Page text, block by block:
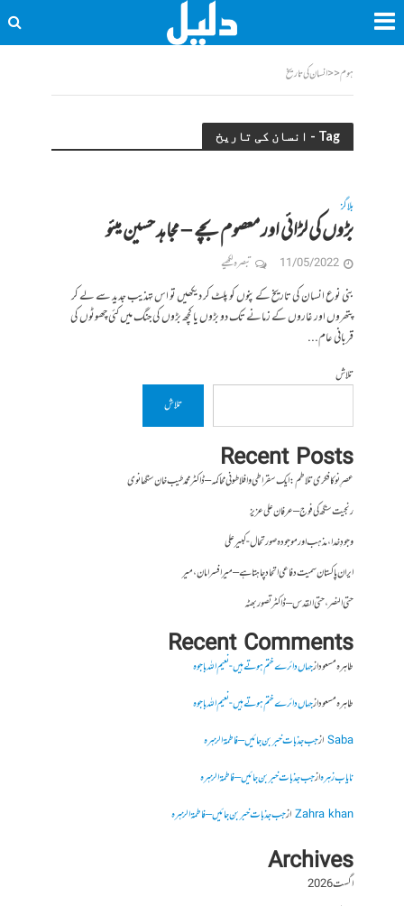
ہوم<<انسان کی تاریخ
Tag - انسان کی تاریخ
بلاگز
بڑوں کی لڑائی اور معصوم بچے – مجاہد حسین میئو
11/05/2022 تبصرہ لکھیے
بنی نوع انسان کی تاریخ کے پنوں کو پلٹ کر دیکھیں تو اس تہذیب جدید سے لے کر
پتھروں اور غاروں کے زمانے تک دو بڑوں یا کچھ بڑوں کی جنگ میں کئی چھوٹوں کی
قربانی عام...
تلاش
تلاش
Recent Posts
عصرِ نو کا فکری تلاطم: ایک سقراطی و افلاطونی محاکمہ – ڈاکٹر محمد طیب خان سنگھانوی
رنجیت سنگھ کی فوج – عرفان علی عزیز
وجودِ خدا، مذہب اور موجودہ صورتحال- کبیر علی
ایران پاکستان سمیت دفاعی اتحاد چاہتا ہے – میر افسر امان،میر
حتی النصر ، حتی القدس – ڈاکٹر تصور بھٹہ
Recent Comments
طاہرہ مسعودازجہاں دائرے ختم ہوتے ہیں- نعیم اللہ باجوہ
طاہرہ مسعودازجہاں دائرے ختم ہوتے ہیں- نعیم اللہ باجوہ
Sabaازجب جذبات خبر بن جائیں – فاطمۃالزہرہ
نایاب زہرہازجب جذبات خبر بن جائیں – فاطمۃالزہرہ
Zahra khanازجب جذبات خبر بن جائیں – فاطمۃالزہرہ
Archives
اگست 2026